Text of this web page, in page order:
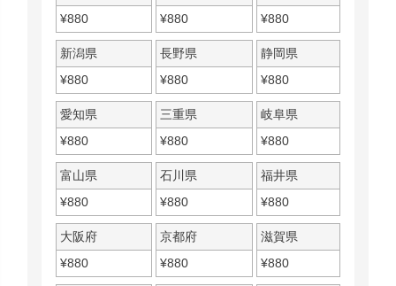
¥880
¥880
¥880
新潟県
¥880
長野県
¥880
静岡県
¥880
愛知県
¥880
三重県
¥880
岐阜県
¥880
富山県
¥880
石川県
¥880
福井県
¥880
大阪府
¥880
京都府
¥880
滋賀県
¥880